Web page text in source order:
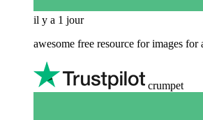
il y a 1 jour
awesome free resource for images for
crumpet